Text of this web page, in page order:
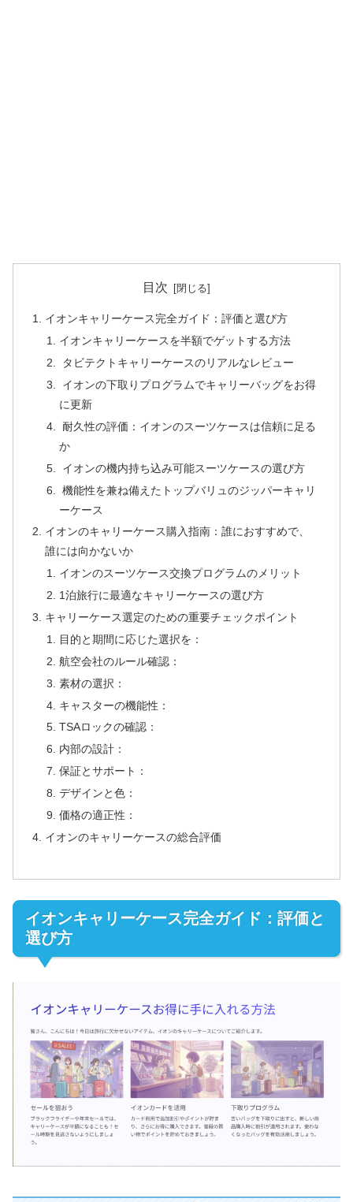
目次
イオンキャリーケース完全ガイド：評価と選び方
イオンキャリーケースを半額でゲットする方法
タビテクトキャリーケースのリアルなレビュー
イオンの下取りプログラムでキャリーバッグをお得
に更新
耐久性の評価：イオンのスーツケースは信頼に足る
か
イオンの機内持ち込み可能スーツケースの選び方
機能性を兼ね備えたトップバリュのジッパーキャリ
ーケース
イオンのキャリーケース購入指南：誰におすすめで、
誰には向かないか
イオンのスーツケース交換プログラムのメリット
1泊旅行に最適なキャリーケースの選び方
キャリーケース選定のための重要チェックポイント
目的と期間に応じた選択を：
航空会社のルール確認：
素材の選択：
キャスターの機能性：
TSAロックの確認：
内部の設計：
保証とサポート：
デザインと色：
価格の適正性：
イオンのキャリーケースの総合評価
イオンキャリーケース完全ガイド：評価と
選び方